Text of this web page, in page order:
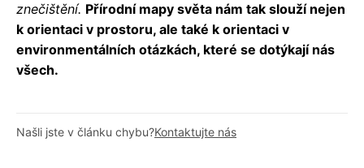
znečištění. Přírodní mapy světa nám tak slouží nejen
k orientaci v prostoru, ale také k orientaci v
environmentálních otázkách, které se dotýkají nás
všech.
Našli jste v článku chybu?Kontaktujte nás